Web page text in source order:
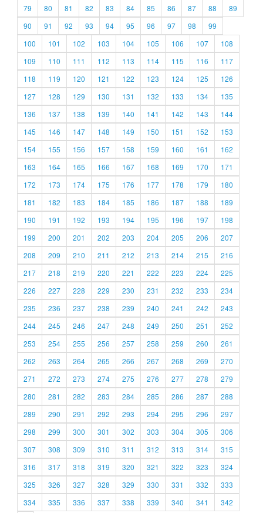
79
80 81 82 83 84 85 86 87 88
89
90
91 92 93 94 95 96 97 98
99
100
101 102 103 104 105 106 107
108
109
110 111 112 113 114 115 116
117
118
119 120 121 122 123 124 125
126
127
128 129 130 131 132 133 134
135
136
137 138 139 140 141 142 143
144
145
146 147 148 149 150 151 152
153
154
155 156 157 158 159 160 161
162
163
164 165 166 167 168 169 170
171
172
173 174 175 176 177 178 179
180
181
182 183 184 185 186 187 188
189
190
191 192 193 194 195 196 197
198
199
200 201 202 203 204 205 206
207
208
209 210 211 212 213 214 215
216
217
218 219 220 221 222 223 224
225
226
227 228 229 230 231 232 233
234
235
236 237 238 239 240 241 242
243
244
245 246 247 248 249 250 251
252
253
254 255 256 257 258 259 260
261
262
263 264 265 266 267 268 269
270
271
272 273 274 275 276 277 278
279
280
281 282 283 284 285 286 287
288
289
290 291 292 293 294 295 296
297
298
299 300 301 302 303 304 305
306
307
308 309 310 311 312 313 314
315
316
317 318 319 320 321 322 323
324
325
326 327 328 329 330 331 332
333
334
335 336 337 338 339 340 341 342